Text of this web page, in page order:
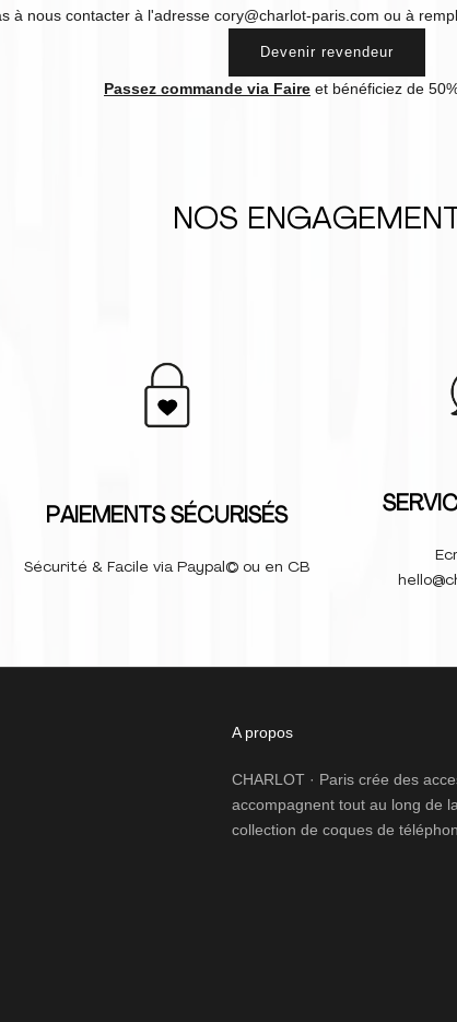
à nous contacter à l'adresse cory@charlot-paris.com ou à
Devenir revendeur
Passez commande via Faire et bénéficiez de
NOS
PAIEMENTS SÉCURISÉS
Sécurité & Facile via Paypal©️ ou en CB
A propos
CHARLOT · Paris crée des
accompagnent tout au long de
collection de coques de